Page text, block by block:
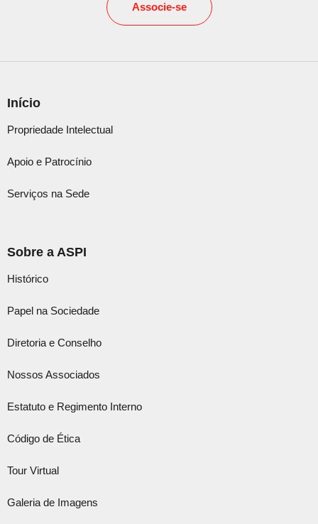
Associe-se
Início
Propriedade Intelectual
Apoio e Patrocínio
Serviços na Sede
Sobre a ASPI
Histórico
Papel na Sociedade
Diretoria e Conselho
Nossos Associados
Estatuto e Regimento Interno
Código de Ética
Tour Virtual
Galeria de Imagens